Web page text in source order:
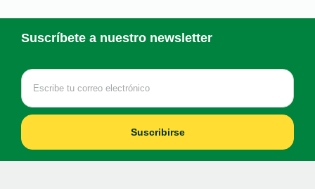
Suscríbete a nuestro newsletter
Suscribirse